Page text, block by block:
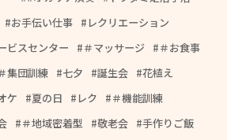
お手伝い仕事
レクリエーション
ビスセンター ＃マッサージ
＃お食事
集団訓練 七夕 誕生会
花植え
ケ 夏の日 レク
＃機能訓練
＃地域密着型 敬老会
手作りご飯